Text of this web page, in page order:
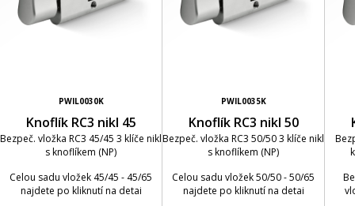
PWIL0030K
Knoflík RC3 nikl 45
Bezpeč. vložka RC3 45/45 3 klíče nikl
s knoflíkem (NP)
Celou sadu vložek 45/45 - 45/65
najdete po kliknutí na detai
PWIL0035K
Knoflík RC3 nikl 50
Bezpeč. vložka RC3 50/50 3 klíče nikl
s knoflíkem (NP)
Celou sadu vložek 50/50 - 50/65
najdete po kliknutí na detai